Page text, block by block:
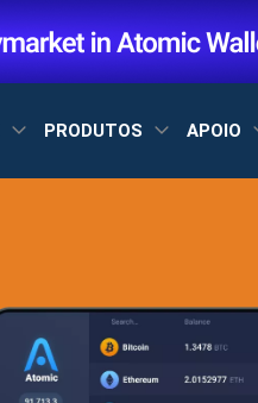
PRODUTOS APOIO